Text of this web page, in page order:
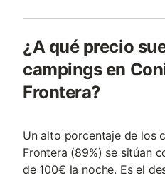
¿A qué precio
campings en
Frontera?
Un alto porcentaje de los
Frontera (89%) se sitúan
de 100€ la noche. Es el